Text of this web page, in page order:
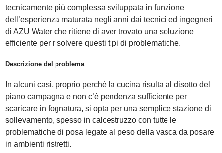
tecnicamente più complessa sviluppata in funzione
dell’esperienza maturata negli anni dai tecnici ed ingegneri
di AZU Water che ritiene di aver trovato una soluzione
efficiente per risolvere questi tipi di problematiche.
Descrizione del problema
In alcuni casi, proprio perché la cucina risulta al disotto del
piano campagna e non c’è pendenza sufficiente per
scaricare in fognatura, si opta per una semplice stazione di
sollevamento, spesso in calcestruzzo con tutte le
problematiche di posa legate al peso della vasca da posare
in ambienti ristretti.